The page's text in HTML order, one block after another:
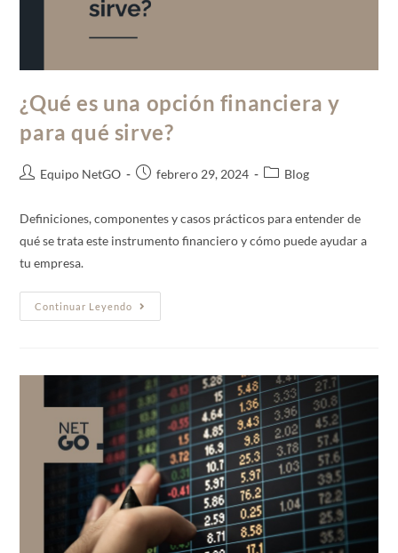
¿Qué es una opción financiera y
para qué sirve?
Equipo NetGO febrero 29, 2024 Blog
Definiciones, componentes y casos prácticos para entender de
qué se trata este instrumento financiero y cómo puede ayudar a
tu empresa.
Continuar Leyendo